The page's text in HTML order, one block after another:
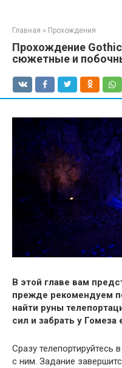
Главная » Прохождения
Прохождение Gothic
сюжетные и
В этой главе вам
прежде рекомендуем
найти руны
сил и забрать у
Сразу
с ним. Задание